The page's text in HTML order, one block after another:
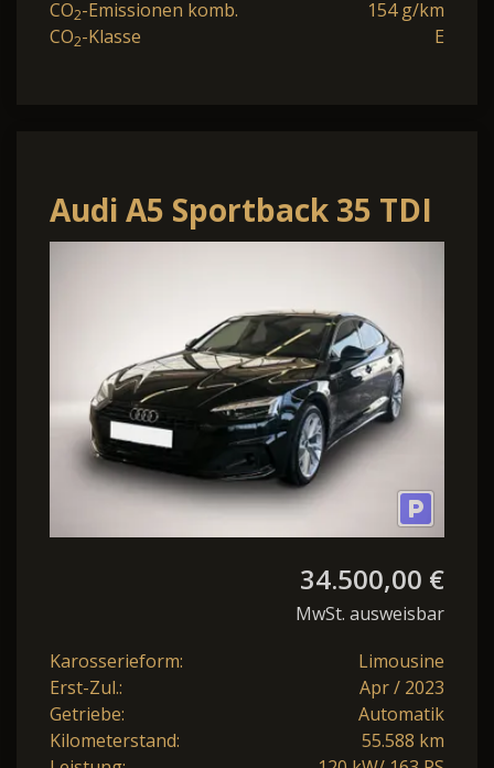
CO2-Emissionen komb.
154 g/km
CO2-Klasse E
Audi A5 Sportback 35 TDI
S-Tronic
schwarzpaket*Pano*M
34.500,00 €
MwSt. ausweisbar
Karosserieform:
Limousine
Erst-Zul.:
Apr / 2023
Getriebe:
Automatik
Kilometerstand:
55.588 km